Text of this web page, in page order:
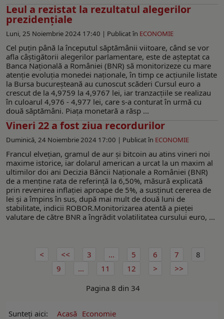
Leul a rezistat la rezultatul alegerilor
prezidențiale
Luni, 25 Noiembrie 2024 17:40 | Publicat în ECONOMIE
Cel puțin până la începutul săptămânii viitoare, când se vor
afla câștigătorii alegerilor parlamentare, este de așteptat ca
Banca Naţională a României (BNR) să monitorizeze cu mare
atenție evoluția monedei naționale, în timp ce acțiunile listate
la Bursa bucureșteană au cunoscut scăderi Cursul euro a
crescut de la 4,9759 la 4,9767 lei, iar tranzacțiile se realizau
în culoarul 4,976 - 4,977 lei, care s-a conturat în urmă cu
două săptămâni. Piața monetară a răsp ...
Vineri 22 a fost ziua recordurilor
Duminică, 24 Noiembrie 2024 17:00 | Publicat în ECONOMIE
Francul elvețian, gramul de aur și bitcoin au atins vineri noi
maxime istorice, iar dolarul american a urcat la un maxim al
ultimilor doi ani Decizia Băncii Naţionale a României (BNR)
de a menține rata de referință la 6,50%, măsură explicată
prin revenirea inflației aproape de 5%, a susținut cererea de
lei și a împins în sus, după mai mult de două luni de
stabilitate, indicii ROBOR.Monitorizarea atentă a pieței
valutare de către BNR a îngrădit volatilitatea cursului euro, ...
3 ... 5 6 7
8
9
... 11
12
Pagina 8 din 34
Sunteți aici: Acasă Economie